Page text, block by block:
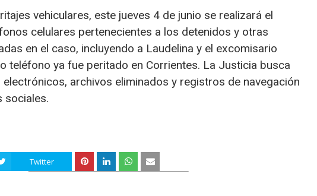
vehiculares, este jueves 4 de junio se realizará el
celulares pertenecientes a los detenidos y otras
en el caso, incluyendo a Laudelina y el excomisario
teléfono ya fue peritado en Corrientes. La Justicia busca
archivos eliminados y registros de navegación
sociales.
Twitter